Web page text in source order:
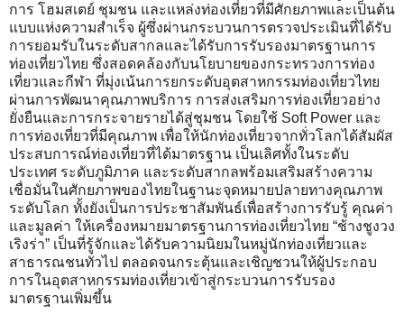
การ โฮมสเตย์ ชุมชน และแหล่งท่องเที่ยวที่มีศักยภาพและเป็นต้น
แบบแห่งความสำเร็จ ผู้ซึ่งผ่านกระบวนการตรวจประเมินที่ได้รับ
การยอมรับในระดับสากลและได้รับการรับรองมาตรฐานการ
ท่องเที่ยวไทย ซึ่งสอดคล้องกับนโยบายของกระทรวงการท่อง
เที่ยวและกีฬา ที่มุ่งเน้นการยกระดับอุตสาหกรรมท่องเที่ยวไทย
ผ่านการพัฒนาคุณภาพบริการ การส่งเสริมการท่องเที่ยวอย่าง
ยั่งยืนและการกระจายรายได้สู่ชุมชน โดยใช้ Soft Power และ
การท่องเที่ยวที่มีคุณภาพ เพื่อให้นักท่องเที่ยวจากทั่วโลกได้สัมผัส
ประสบการณ์ท่องเที่ยวที่ได้มาตรฐาน เป็นเลิศทั้งในระดับ
ประเทศ ระดับภูมิภาค และระดับสากลพร้อมเสริมสร้างความ
เชื่อมั่นในศักยภาพของไทยในฐานะจุดหมายปลายทางคุณภาพ
ระดับโลก ทั้งยังเป็นการประชาสัมพันธ์เพื่อสร้างการรับรู้ คุณค่า
และมูลค่า ให้เครื่องหมายมาตรฐานการท่องเที่ยวไทย “ช้างชูงวง
เริงร่า” เป็นที่รู้จักและได้รับความนิยมในหมู่นักท่องเที่ยวและ
สาธารณชนทั่วไป ตลอดจนกระตุ้นและเชิญชวนให้ผู้ประกอบ
การในอุตสาหกรรมท่องเที่ยวเข้าสู่กระบวนการรับรอง
มาตรฐานเพิ่มขึ้น